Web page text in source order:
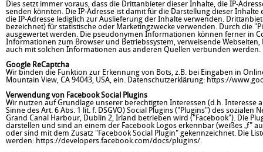
Dies setzt immer voraus, dass die Drittanbieter dieser Inhalte, die IP-
senden könnten. Die IP-Adresse ist damit für die Darstellung dieser
die IP-Adresse lediglich zur Auslieferung der Inhalte verwenden.
bezeichnet) für statistische oder Marketingzwecke verwenden. Durch die
ausgewertet werden. Die pseudonymen Informationen können ferner in
Informationen zum Browser und Betriebssystem, verweisende
auch mit solchen Informationen aus anderen Quellen verbunden werden.
Google ReCaptcha
Wir binden die Funktion zur Erkennung von Bots, z.B. bei Eingaben in
Mountain View, CA 94043, USA, ein. Datenschutzerklärung: https://
Verwendung von Facebook Social Plugins
Wir nutzen auf Grundlage unserer berechtigten Interessen (d.h.
Sinne des Art. 6 Abs. 1 lit. f. DSGVO) Social Plugins ("Plugins") des
Grand Canal Harbour, Dublin 2, Irland betrieben wird ("Facebook"). Die
darstellen und sind an einem der Facebook Logos erkennbar (weißes „f"
oder sind mit dem Zusatz "Facebook Social Plugin" gekennzeichnet. Die
werden: https://developers.facebook.com/docs/plugins/.